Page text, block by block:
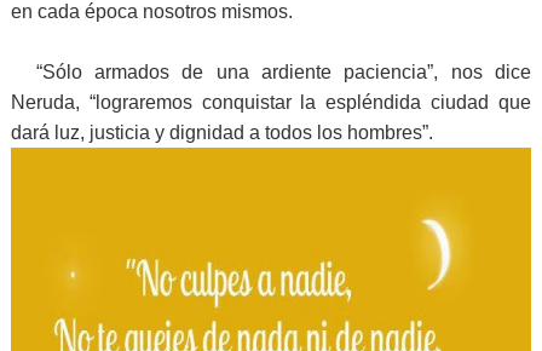
en cada época nosotros mismos.
“Sólo armados de una ardiente paciencia”, nos dice
Neruda, “lograremos conquistar la espléndida ciudad que
dará luz, justicia y dignidad a todos los hombres”.